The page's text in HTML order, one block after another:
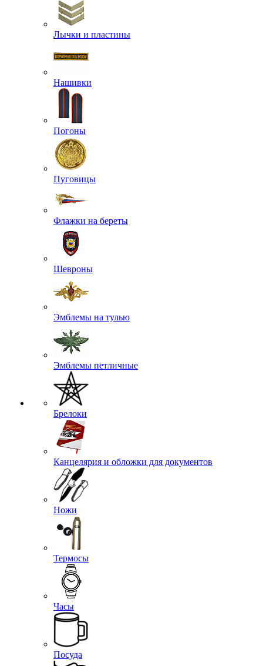
Лычки и пластины
Нашивки
Погоны
Пуговицы
Флажки на береты
Шевроны
Эмблемы на тулью
Эмблемы петличные
Брелоки
Канцелярия и обложки для документов
Ножи
Термосы
Часы
Посуда